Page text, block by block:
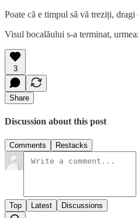
Poate că e timpul să vă treziți,
Visul bocalăului s-a terminat,
3
Share
Discussion about this post
Comments Restacks
Top Latest Discussions